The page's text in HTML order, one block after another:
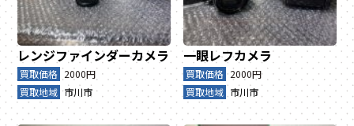
レンジファインダーカメラ
買取価格 2000円
買取地域 市川市
一眼レフカメラ
買取価格 2000円
買取地域 市川市